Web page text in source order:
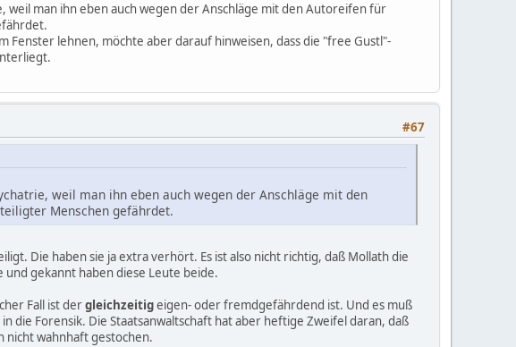
weil man ihn eben auch wegen der Anschläge mit den Autoreifen für
Fenster lehnen, möchte aber darauf hinweisen, dass die "free Gustl"-
#67
weil man ihn eben auch wegen der Anschläge mit den
Menschen gefährdet.
Die haben sie ja extra verhört. Es ist also nicht richtig, daß Mollath die
gekannt haben diese Leute beide.
Fall ist dergleichzeitigeigen- oder fremdgefährdend ist. Und es muß
die Forensik. Die Staatsanwaltschaft hat aber heftige Zweifel daran, daß
nicht wahnhaft gestochen.